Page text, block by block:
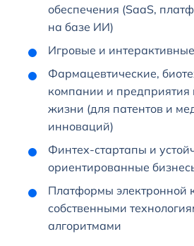
обеспечения (SaaS,
на базе ИИ)
Игровые и
Фармацевтические,
компании и предприятия
жизни (для патентов и
инноваций)
Финтех-стартапы и
ориентированные
Платформы электронной
собственными
алгоритмами